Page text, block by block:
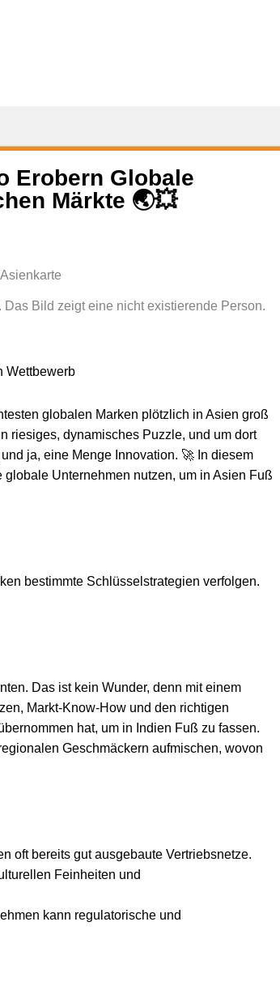
Erobern Globale
Märkte 🌏💥
Bild zeigt eine nicht existierende Person.
Wettbewerb
globalen Marken plötzlich in Asien groß
riesiges, dynamisches Puzzle, und um dort
ja, eine Menge Innovation. 🚀 In diesem
Unternehmen nutzen, um in Asien Fuß
bestimmte Schlüsselstrategien verfolgen.
Das ist kein Wunder, denn mit einem
Markt-Know-How und den richtigen
hat, um in Indien Fuß zu fassen.
Geschmäckern aufmischen, wovon
oft bereits gut ausgebaute Vertriebsnetze.
Feinheiten und
kann regulatorische und